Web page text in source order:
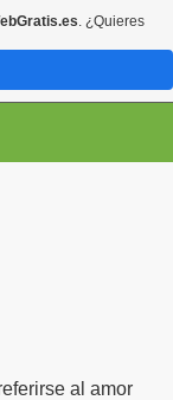
al amor
. ¿Quieres